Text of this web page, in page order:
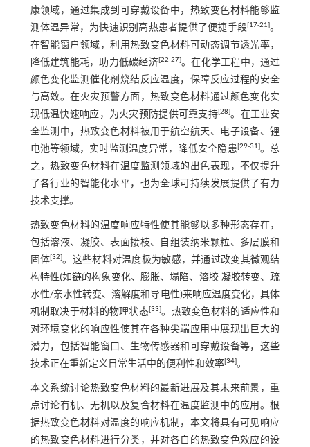
康领域，通过集成到可穿戴设备中，热致变色材料能够监
测体温异常，为快速识别高热患者提供了便捷手段[17-21]。
在智能窗户领域，利用热致变色材料可动态调节透光率，
降低建筑能耗，助力低碳经济[22-27]。在化学工程中，通过
颜色变化监测催化剂烧结反应温度，保障反应过程的安全
与高效。在火灾预警方面，热致变色材料通过颜色变化实
现低温快速响应，为火灾预防提供可靠支持[28]。在工业安
全监测中，热致变色材料被用于航空航天、电子设备、锂
电池等领域，实时监测温度异常，降低安全隐患[29-31]。总
之，热致变色材料在温度监测领域的出色表现，不仅提升
了各行业的智能化水平，也为全球可持续发展提供了有力
技术支撑。
热致变色材料的温度响应特性使其能够以多种形态存在，
包括溶液、凝胶、表面接枝、自组装纳米颗粒、多层膜和
固体[32]。这些材料对温度极为敏感，并通过改变其微观结
构特性(如链的构象变化、膨胀、塌陷、溶胶-凝胶转变、疏
水性/亲水性转变、溶解度和导电性)来响应温度变化，具体
机制取决于材料的物理状态[33]。热致变色材料的适应性和
对环境变化的响应性使其在各种尖端应用中展现出巨大的
潜力，包括智能窗口、生物传感器和可穿戴设备等，这些
技术正在重新定义日常生活中的便利性和效率[34]。
本文系统讨论热致变色材料的最新进展及其未来前景，重
点讨论有机、无机以及复合材料在温度监测中的应用。根
据热致变色材料对温度的响应机制，本文将具有可见响应
的热致变色材料进行分类，并对各自的热致变色效应的设